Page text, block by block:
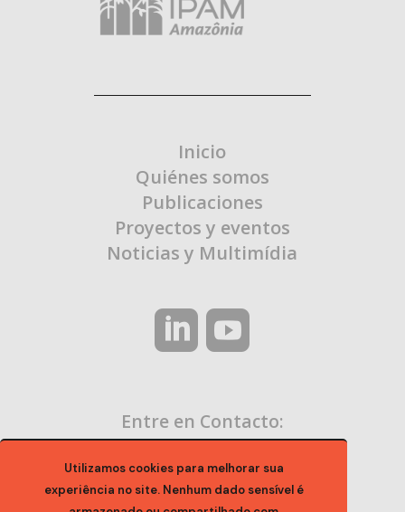
Utilizamos cookies para melhorar sua
experiência no site. Nenhum dado sensível é
Inicio
Quiénes somos
Publicaciones
Proyectos y eventos
Noticias y Multimídia
Entre en Contacto: